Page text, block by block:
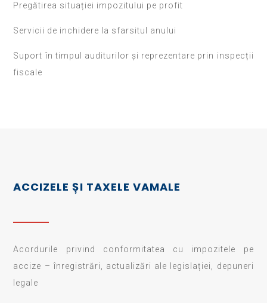
Pregătirea situației impozitului pe profit
Servicii de inchidere la sfarsitul anului
Suport în timpul auditurilor și reprezentare prin inspecții
fiscale
ACCIZELE ȘI TAXELE VAMALE
Acordurile privind conformitatea cu impozitele pe
accize – înregistrări, actualizări ale legislației, depuneri
legale